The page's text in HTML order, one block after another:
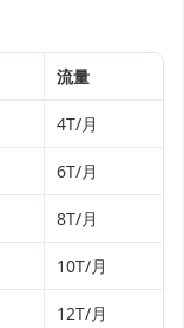
流量
4T/月
6T/月
8T/月
10T/月
12T/月